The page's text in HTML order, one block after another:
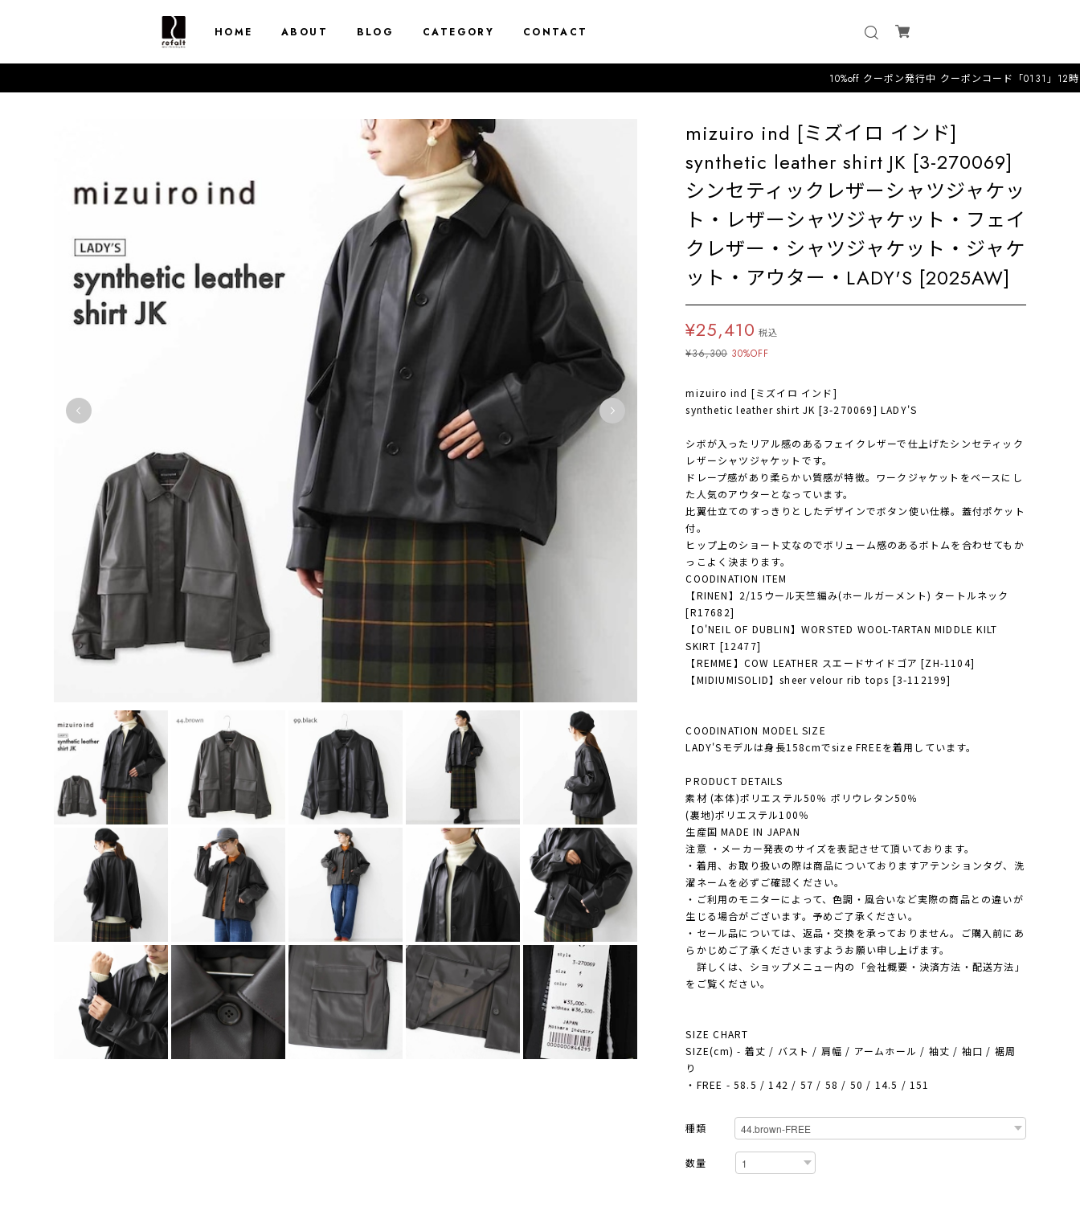
HOME ABOUT BLOG CATEGORY CONTACT
10%off クーポン発行中 クーポンコード「0131」12時までのオ
mizuiro ind [ミズイロ インド]
synthetic leather shirt JK [3-270069]
シンセティックレザーシャツジャケッ
ト・レザーシャツジャケット・フェイ
クレザー・シャツジャケット・ジャケ
ット・アウター・LADY'S [2025AW]
¥25,410 税込
¥36,300 30%OFF
mizuiro ind [ミズイロ インド]
synthetic leather shirt JK [3-270069] LADY'S
シボが入ったリアル感のあるフェイクレザーで仕上げたシンセティック
レザーシャツジャケットです。
ドレープ感があり柔らかい質感が特徴。ワークジャケットをベースにし
た人気のアウターとなっています。
比翼仕立てのすっきりとしたデザインでボタン使い仕様。蓋付ポケット
付。
ヒップ上のショート丈なのでボリューム感のあるボトムを合わせてもか
っこよく決まります。
COODINATION ITEM
【RINEN】2/15ウール天竺編み(ホールガーメント) タートルネック
[R17682]
【O'NEIL OF DUBLIN】WORSTED WOOL-TARTAN MIDDLE KILT
SKIRT [12477]
【REMME】COW LEATHER スエードサイドゴア [ZH-1104]
【MIDIUMISOLID】sheer velour rib tops [3-112199]
COODINATION MODEL SIZE
LADY'Sモデルは身長158cmでsize FREEを着用しています。
PRODUCT DETAILS
素材 (本体)ポリエステル50％ ポリウレタン50％
(裏地)ポリエステル100％
生産国 MADE IN JAPAN
注意 ・メーカー発表のサイズを表記させて頂いております。
・着用、お取り扱いの際は商品についておりますアテンションタグ、洗
濯ネームを必ずご確認ください。
・ご利用のモニターによって、色調・風合いなど実際の商品との違いが
生じる場合がございます。予めご了承ください。
・セール品については、返品・交換を承っておりません。ご購入前にあ
らかじめご了承くださいますようお願い申し上げます。
詳しくは、ショップメニュー内の「会社概要・決済方法・配送方法」
をご覧ください。
SIZE CHART
SIZE(cm) - 着丈 / バスト / 肩幅 / アームホール / 袖丈 / 袖口 / 裾周
り
・FREE - 58.5 / 142 / 57 / 58 / 50 / 14.5 / 151
種類
数量